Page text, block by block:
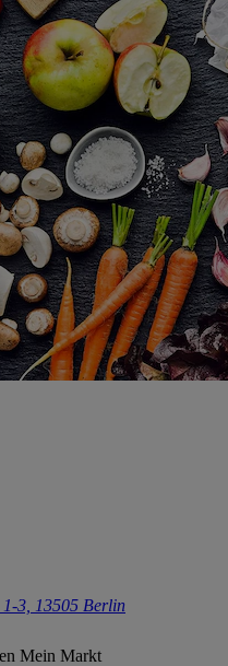
3, 13505 Berlin
Mein Markt